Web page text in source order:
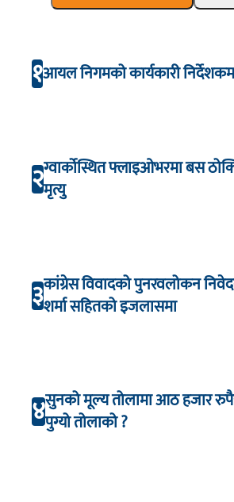
१आयल निगमको कार्यकारी
२ग्वार्कोस्थित फ्लाइओभरमा बस
मृत्यु
३कांग्रेस विवादको पुनरवलोकन
शर्मा सहितको इजलासमा
४सुनको मूल्य तोलामा आठ हजार
पुग्यो तोलाको ?